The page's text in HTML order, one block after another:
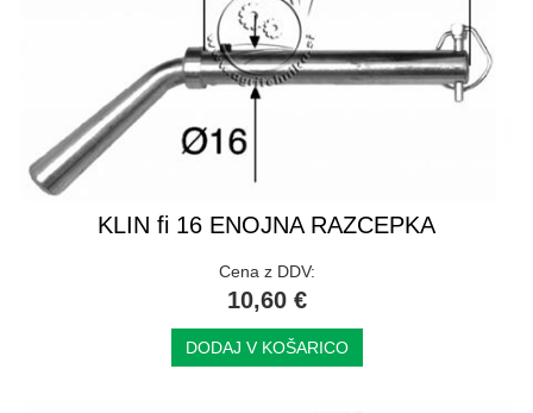
KLIN fi 16 ENOJNA RAZCEPKA
Cena z DDV:
10,60 €
DODAJ V KOŠARICO